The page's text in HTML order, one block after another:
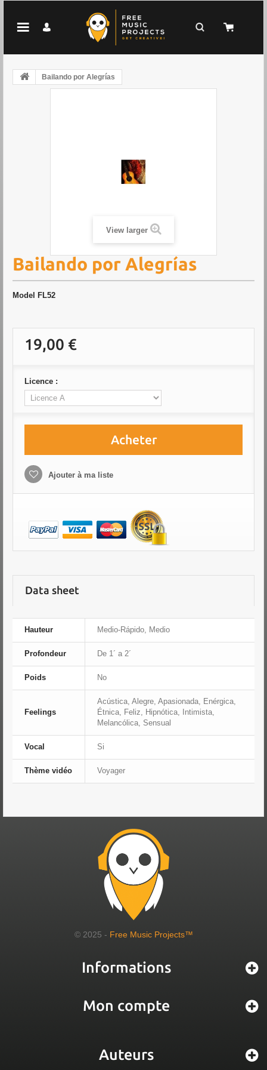
Bailando por Alegrías
View larger
Bailando por Alegrías
Model FL52
19,00 €
Licence :
Acheter
Ajouter à ma liste
Data sheet
Hauteur Medio-Rápido, Medio
Profondeur De 1´ a 2´
Poids No
Feelings
Acústica, Alegre, Apasionada, Enérgica,
Étnica, Feliz, Hipnótica, Intimista,
Melancólica, Sensual
Vocal Si
Thème vidéo Voyager
© 2025 - Free Music Projects™
Informations
Mon compte
Auteurs